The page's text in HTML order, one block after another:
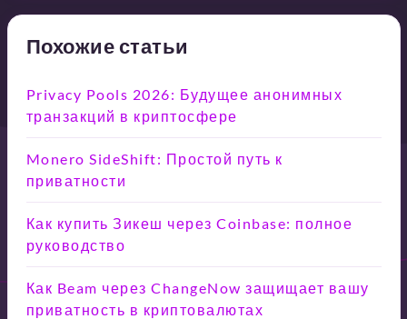
Похожие статьи
Privacy Pools 2026: Будущее анонимных
транзакций в криптосфере
Monero SideShift: Простой путь к
приватности
Как купить Зикеш через Coinbase: полное
руководство
Как Beam через ChangeNow защищает вашу
приватность в криптовалютах